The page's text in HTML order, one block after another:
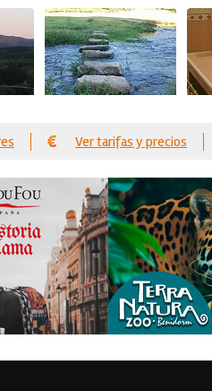
Ver tarifas y precios